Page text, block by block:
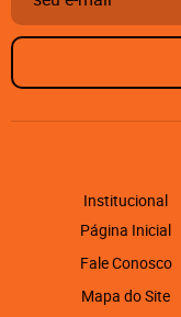
Institucional
Página Inicial
Fale Conosco
Mapa do Site